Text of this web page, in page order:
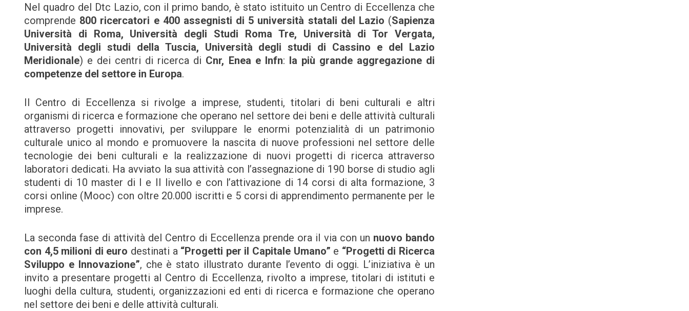
Nel quadro del Dtc Lazio, con il primo bando, è stato istituito un Centro di Eccellenza che
comprende 800 ricercatori e 400 assegnisti di 5 università statali del Lazio (Sapienza
Università di Roma, Università degli Studi Roma Tre, Università di Tor Vergata,
Università degli studi della Tuscia, Università degli studi di Cassino e del Lazio
Meridionale) e dei centri di ricerca di Cnr, Enea e Infn: la più grande aggregazione di
competenze del settore in Europa.
Il Centro di Eccellenza si rivolge a imprese, studenti, titolari di beni culturali e altri
organismi di ricerca e formazione che operano nel settore dei beni e delle attività culturali
attraverso progetti innovativi, per sviluppare le enormi potenzialità di un patrimonio
culturale unico al mondo e promuovere la nascita di nuove professioni nel settore delle
tecnologie dei beni culturali e la realizzazione di nuovi progetti di ricerca attraverso
laboratori dedicati. Ha avviato la sua attività con l’assegnazione di 190 borse di studio agli
studenti di 10 master di I e II livello e con l’attivazione di 14 corsi di alta formazione, 3
corsi online (Mooc) con oltre 20.000 iscritti e 5 corsi di apprendimento permanente per le
imprese.
La seconda fase di attività del Centro di Eccellenza prende ora il via con un nuovo bando
con 4,5 milioni di euro destinati a “Progetti per il Capitale Umano” e “Progetti di Ricerca
Sviluppo e Innovazione”, che è stato illustrato durante l’evento di oggi. L’iniziativa è un
invito a presentare progetti al Centro di Eccellenza, rivolto a imprese, titolari di istituti e
luoghi della cultura, studenti, organizzazioni ed enti di ricerca e formazione che operano
nel settore dei beni e delle attività culturali.